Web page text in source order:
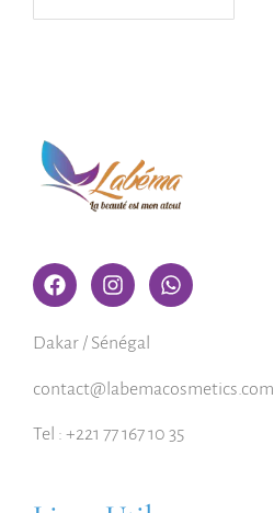
Dakar / Sénégal
contact@labemacosmetics.com
Tel : +221 77 167 10 35